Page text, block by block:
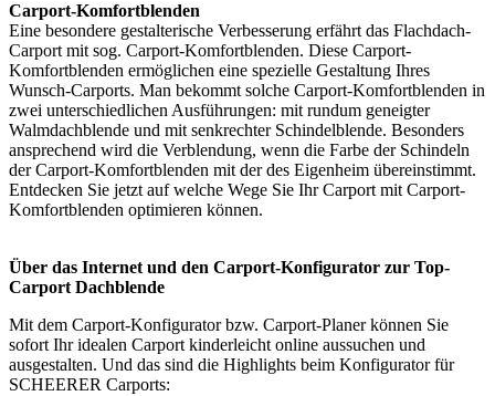
Carport-Komfortblenden
Eine besondere gestalterische Verbesserung erfährt das Flachdach-
Carport mit sog. Carport-Komfortblenden. Diese Carport-
Komfortblenden ermöglichen eine spezielle Gestaltung Ihres
Wunsch-Carports. Man bekommt solche Carport-Komfortblenden in
zwei unterschiedlichen Ausführungen: mit rundum geneigter
Walmdachblende und mit senkrechter Schindelblende. Besonders
ansprechend wird die Verblendung, wenn die Farbe der Schindeln
der Carport-Komfortblenden mit der des Eigenheim übereinstimmt.
Entdecken Sie jetzt auf welche Wege Sie Ihr Carport mit Carport-
Komfortblenden optimieren können.
Über das Internet und den Carport-Konfigurator zur Top-
Carport Dachblende
Mit dem Carport-Konfiguratorbzw. Carport-Planer können Sie
sofort Ihr idealen Carport kinderleicht online aussuchen und
ausgestalten. Und das sind die Highlights beim Konfigurator für
SCHEERER Carports: